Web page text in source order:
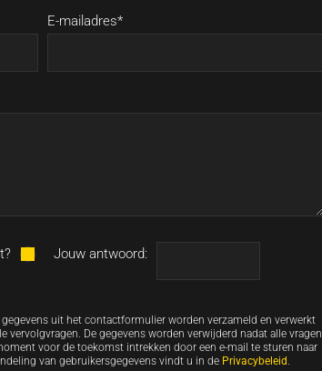
E-mailadres*
Jouw antwoord:
uit het contactformulier worden verzameld en verwerkt
De gegevens worden verwijderd nadat alle vragen
voor de toekomst intrekken door een e-mail te sturen naar
van gebruikersgegevens vindt u in de Privacybeleid